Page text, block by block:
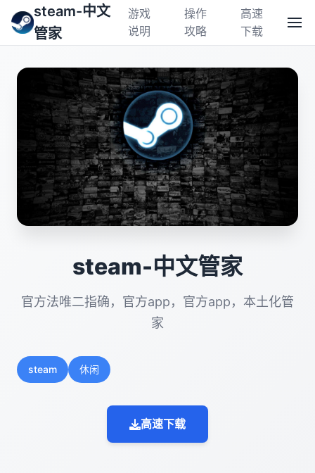
steam-中文
管家
游戏
说明
操作
攻略
高速
下载
steam-中文管家
官方法唯二指确，官方app，官方app，本土化管
家
steam 休闲
高速下载